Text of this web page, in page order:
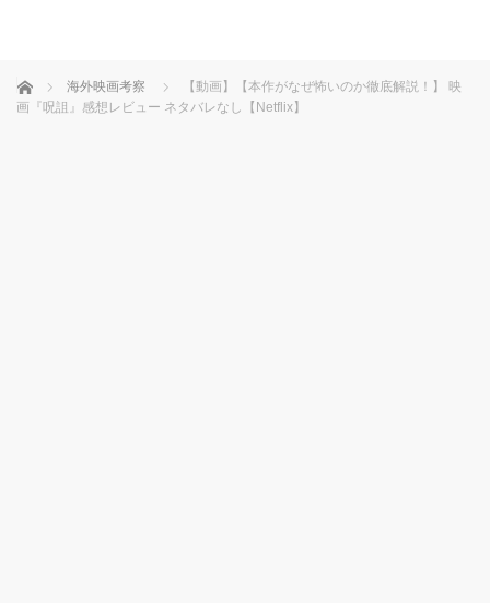
ホーム 海外映画考察
【動画】【本作がなぜ怖いのか徹底解説！】 映
画『呪詛』感想レビュー ネタバレなし【Netflix】